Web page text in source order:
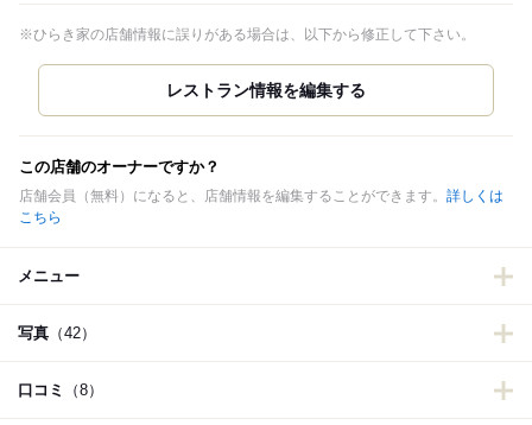
※ひらき家の店舗情報に誤りがある場合は、以下から修正して下さい。
この店舗のオーナーですか？
店舗会員（無料）になると、店舗情報を編集することができます。 詳しくは
こちら
メニュー
写真 （42）
口コミ （8）